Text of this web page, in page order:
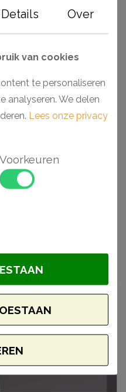
zagen. Nog eens extra
NMC?
Aanbieding
Details Over
van cookies
te personaliseren
analyseren. We delen
Lees onze privacy
Voorkeuren